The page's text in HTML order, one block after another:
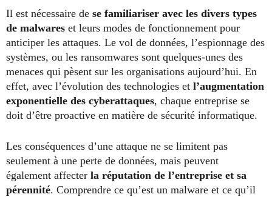
Il est nécessaire de se familiariser avec les divers types
de malwares et leurs modes de fonctionnement pour
anticiper les attaques. Le vol de données, l’espionnage des
systèmes, ou les ransomwares sont quelques-unes des
menaces qui pèsent sur les organisations aujourd’hui. En
effet, avec l’évolution des technologies et l’augmentation
exponentielle des cyberattaques, chaque entreprise se
doit d’être proactive en matière de sécurité informatique.
Les conséquences d’une attaque ne se limitent pas
seulement à une perte de données, mais peuvent
également affecter la réputation de l’entreprise et sa
pérennité. Comprendre ce qu’est un malware et ce qu’il